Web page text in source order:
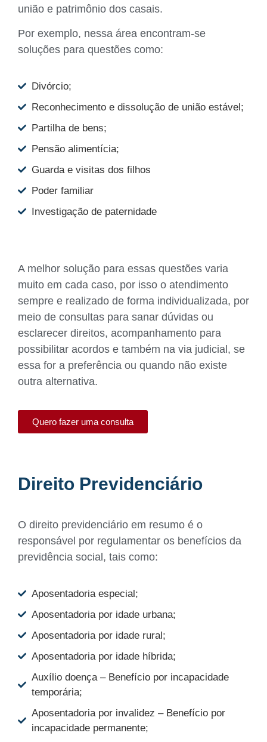
união e patrimônio dos casais.
Por exemplo, nessa área encontram-se
soluções para questões como:
Divórcio;
Reconhecimento e dissolução de união estável;
Partilha de bens;
Pensão alimentícia;
Guarda e visitas dos filhos
Poder familiar
Investigação de paternidade
A melhor solução para essas questões varia
muito em cada caso, por isso o atendimento
sempre e realizado de forma individualizada, por
meio de consultas para sanar dúvidas ou
esclarecer direitos, acompanhamento para
possibilitar acordos e também na via judicial, se
essa for a preferência ou quando não existe
outra alternativa.
Quero fazer uma consulta
Direito Previdenciário
O direito previdenciário em resumo é o
responsável por regulamentar os benefícios da
previdência social, tais como:
Aposentadoria especial;
Aposentadoria por idade urbana;
Aposentadoria por idade rural;
Aposentadoria por idade híbrida;
Auxílio doença – Benefício por incapacidade
temporária;
Aposentadoria por invalidez – Benefício por
incapacidade permanente;